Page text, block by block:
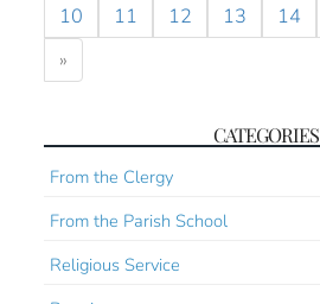
10
11 12 13 14
»
CATEGORIES
From the Clergy
From the Parish School
Religious Service